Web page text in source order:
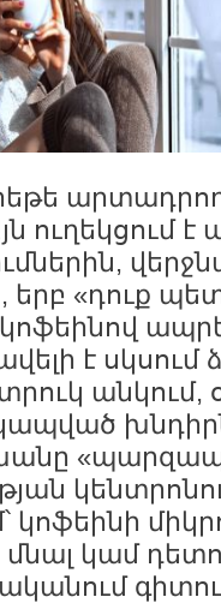
ուղեկցում
«դուք
է
անկում,
կոֆեինի
կամ